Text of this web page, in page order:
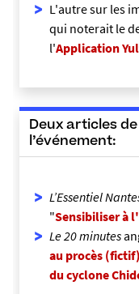
L'autre sur les
qui noterait le
l'Application
Deux articles
l’événement:
L’Essentiel
"Sensibiliser à
Le 20 minutes
au procès
du cyclone